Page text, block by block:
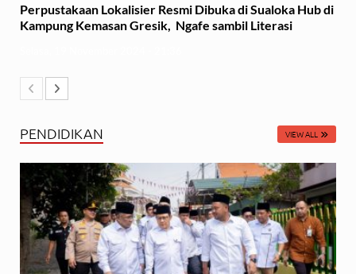
Perpustakaan Lokalisier Resmi Dibuka di Sualoka Hub di
Kampung Kemasan Gresik, Ngafe sambil Literasi
PENDIDIKAN VIEW ALL